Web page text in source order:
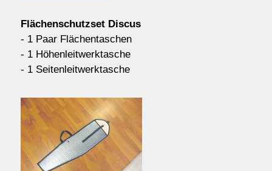
Anfahrt
Flächenschutzset Discus
- 1 Paar Flächentaschen
- 1 Höhenleitwerktasche
- 1 Seitenleitwerktasche